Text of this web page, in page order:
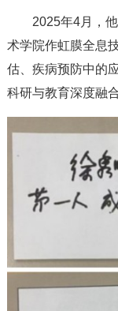
2025年4月，
术学院作虹膜全息
估、疾病预防中的
科研与教育深度融合